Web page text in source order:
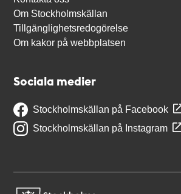
Om Stockholmskällan
Tillgänglighetsredogörelse
Om kakor på webbplatsen
Sociala medier
Stockholmskällan på Facebook
Stockholmskällan på Instagram